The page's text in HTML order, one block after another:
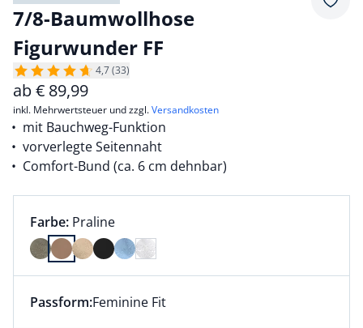
7/8-Baumwollhose
Figurwunder FF
4,7 (33)
ab€ 89,99
inkl. Mehrwertsteuer und zzgl.Versandkosten
mit Bauchweg-Funktion
vorverlegte Seitennaht
Comfort-Bund (ca. 6 cm dehnbar)
Farbauswahl:
Farbe: aktuell ausgewählt:
Praline
Farbe Praline ausgewählt
Dieser Artikel hat die Passform Feminine Fit. für
Passform:Feminine Fit